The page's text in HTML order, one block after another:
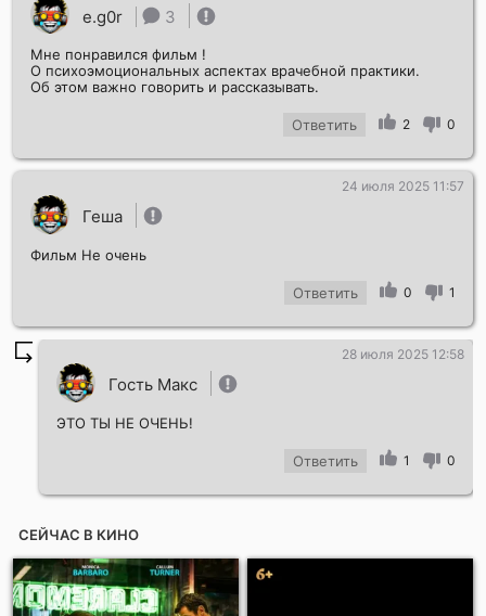
e.g0r 3
Мне понравился фильм !
О психоэмоциональных аспектах врачебной практики.
Об этом важно говорить и рассказывать.
Ответить 2 0
Геша
24 июля 2025 11:57
Фильм Не очень
Ответить 0 1
Гость Макс
28 июля 2025 12:58
ЭТО ТЫ НЕ ОЧЕНЬ!
Ответить 1 0
СЕЙЧАС В КИНО